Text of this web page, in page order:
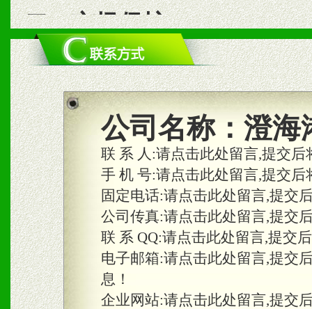
二、市场保护
1、统一市场价格；建立全
商利润。
2、区域独家经营；建立区
合作关系。
三、物料及媒体
1、免费提供体验及宣传彩
2、不定期在各大知名网站
知名度和影响力。
公司名称： 澄海
联 系 人:请点击此处留言,提交
手 机 号:请点击此处留言,提交
固定电话:请点击此处留言,提交
公司传真:请点击此处留言,提交
联 系 QQ:请点击此处留言,提交
电子邮箱:请点击此处留言,提交
息！
企业网站:请点击此处留言,提交